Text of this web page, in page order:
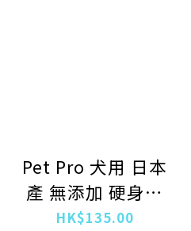
Pet Pro 犬用 日本
產 無添加 硬身雞
砂肝 155g
HK$135.00